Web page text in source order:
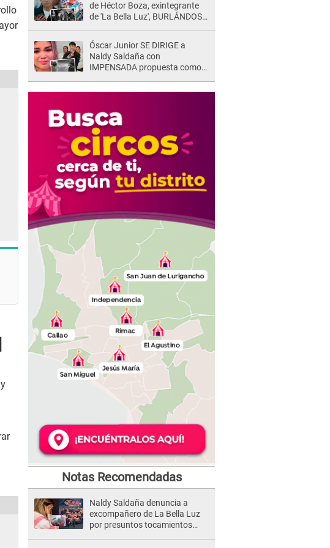
de Héctor Boza, exintegrante
de 'La Bella Luz', BURLÁNDOSE
de maltrato: "Grábame..."
Óscar Junior SE DIRIGE a
Naldy Saldaña con
IMPENSADA propuesta como
Notas Recomendadas
Naldy Saldaña denuncia a
excompañero de La Bella Luz
por presuntos tocamientos